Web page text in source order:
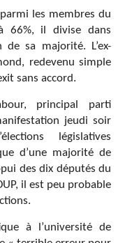
les membres du
66%, il divise dans
de sa majorité. L’ex-
redevenu simple
sans accord.
principal parti
jeudi soir
législatives
d’une majorité de
des dix députés du
il est peu probable
à l’université de